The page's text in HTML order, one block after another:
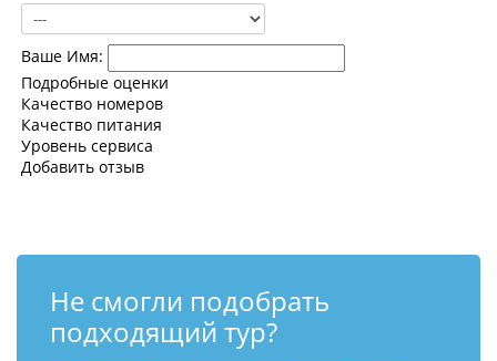
Ваше Имя:
Подробные оценки
Качество номеров
Качество питания
Уровень сервиса
Добавить отзыв
Не смогли подобрать
подходящий тур?